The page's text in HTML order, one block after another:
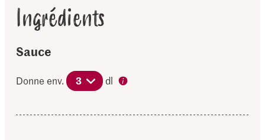
Ingrédients
Sauce
Donne env. 3 dl